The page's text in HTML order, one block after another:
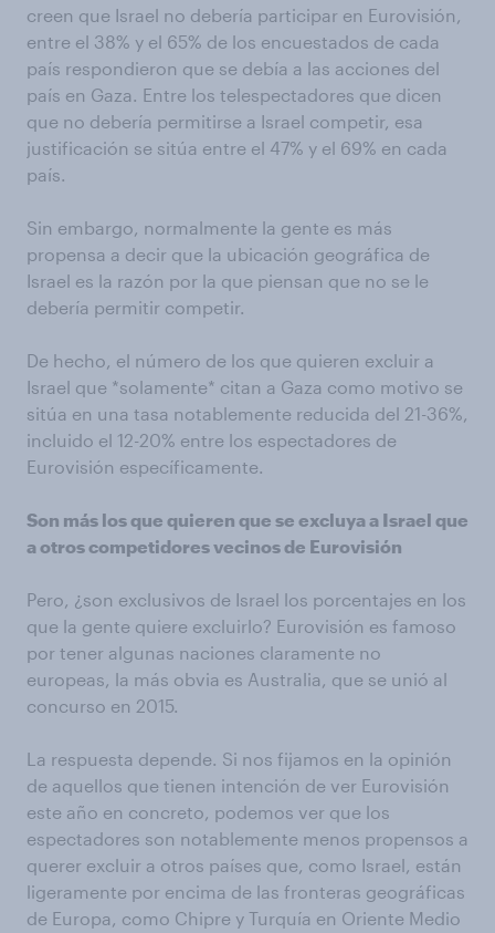
creen que Israel no debería participar en Eurovisión,
entre el 38% y el 65% de los encuestados de cada
país respondieron que se debía a las acciones del
país en Gaza. Entre los telespectadores que dicen
que no debería permitirse a Israel competir, esa
justificación se sitúa entre el 47% y el 69% en cada
país.
Sin embargo, normalmente la gente es más
propensa a decir que la ubicación geográfica de
Israel es la razón por la que piensan que no se le
debería permitir competir.
De hecho, el número de los que quieren excluir a
Israel que *solamente* citan a Gaza como motivo se
sitúa en una tasa notablemente reducida del 21-36%,
incluido el 12-20% entre los espectadores de
Eurovisión específicamente.
Son más los que quieren que se excluya a Israel que
a otros competidores vecinos de Eurovisión
Pero, ¿son exclusivos de Israel los porcentajes en los
que la gente quiere excluirlo? Eurovisión es famoso
por tener algunas naciones claramente no
europeas, la más obvia es Australia, que se unió al
concurso en 2015.
La respuesta depende. Si nos fijamos en la opinión
de aquellos que tienen intención de ver Eurovisión
este año en concreto, podemos ver que los
espectadores son notablemente menos propensos a
querer excluir a otros países que, como Israel, están
ligeramente por encima de las fronteras geográficas
de Europa, como Chipre y Turquía en Oriente Medio